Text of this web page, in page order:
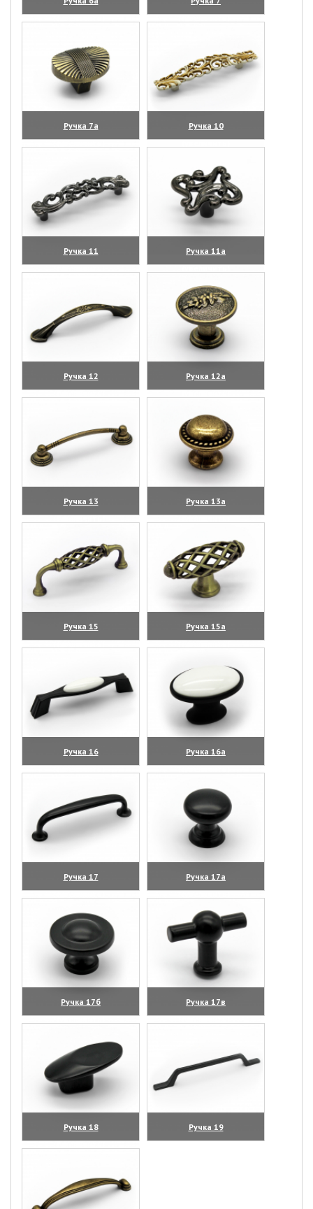
(увеличить)
(увеличить)
Ручка 7а
(увеличить)
Ручка 10
(увеличить)
Ручка 11
(увеличить)
Ручка 11а
(увеличить)
Ручка 12
(увеличить)
Ручка 12а
(увеличить)
Ручка 13
(увеличить)
Ручка 13а
(увеличить)
Ручка 15
(увеличить)
Ручка 15а
(увеличить)
Ручка 16
(увеличить)
Ручка 16а
(увеличить)
Ручка 17
(увеличить)
Ручка 17а
(увеличить)
Ручка 17б
(увеличить)
Ручка 17в
(увеличить)
Ручка 18
(увеличить)
Ручка 19
(увеличить)